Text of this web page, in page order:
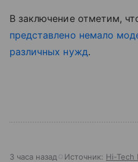
В заключение отметим,
представлено немало
различных нужд.
3 часа назад Источник: Hi-Tech